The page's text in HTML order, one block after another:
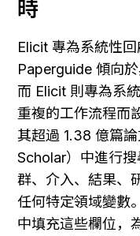
時
Elicit 專為系統性回
Paperguide 傾向
而 Elicit 則專為系
重複的工作流程而
其超過 1.38 億篇
Scholar）中進行
群、介入、結果、
任何特定領域變數
中填充這些欄位，